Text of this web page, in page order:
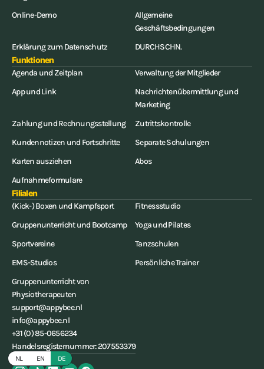
NL EN DE
Online-Demo
Allgemeine
Geschäftsbedingungen
Erklärung zum Datenschutz
DURCHSCHN.
Funktionen
Agenda und Zeitplan
Verwaltung der Mitglieder
App und Link
Nachrichtenübermittlung und
Marketing
Zahlung und Rechnungsstellung
Zutrittskontrolle
Kundennotizen und Fortschritte
Separate Schulungen
Karten ausziehen
Abos
Aufnahmeformulare
Filialen
(Kick-) Boxen und Kampfsport
Fitnessstudio
Gruppenunterricht und Bootcamp
Yoga und Pilates
Sportvereine
Tanzschulen
EMS-Studios
Persönliche Trainer
Gruppenunterricht von
Physiotherapeuten
support@appybee.nl
info@appybee.nl
+31 (0) 85-0656234
Handelsregisternummer: 207553379